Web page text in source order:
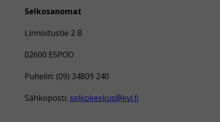
Selkosanomat
Linnoitustie 2 B
02600 ESPOO
Puhelin: (09) 34809 240
Sähköposti: selkokeskus@kvl.fi